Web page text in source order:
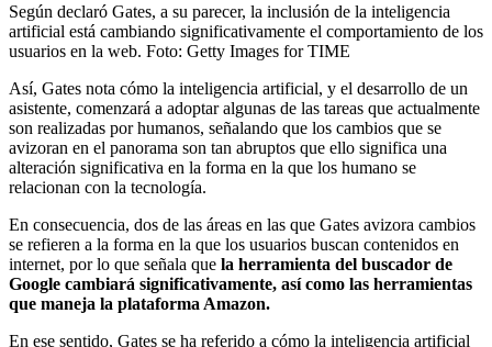
Según declaró Gates, a su parecer, la inclusión de la inteligencia
artificial está cambiando significativamente el comportamiento de los
usuarios en la web. Foto: Getty Images for TIME
Así, Gates nota cómo la inteligencia artificial, y el desarrollo de un
asistente, comenzará a adoptar algunas de las tareas que actualmente
son realizadas por humanos, señalando que los cambios que se
avizoran en el panorama son tan abruptos que ello significa una
alteración significativa en la forma en la que los humano se
relacionan con la tecnología.
En consecuencia, dos de las áreas en las que Gates avizora cambios
se refieren a la forma en la que los usuarios buscan contenidos en
internet, por lo que señala que la herramienta del buscador de
Google cambiará significativamente, así como las herramientas
que maneja la plataforma Amazon.
En ese sentido, Gates se ha referido a cómo la inteligencia artificial